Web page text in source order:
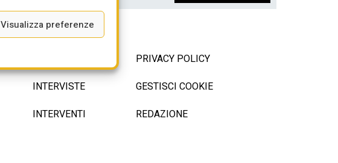
Visualizza preferenze
INTERVISTE
INTERVENTI
PRIVACY POLICY
GESTISCI COOKIE
REDAZIONE